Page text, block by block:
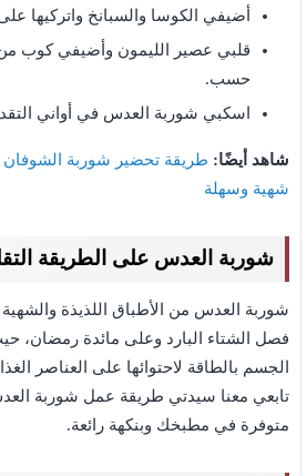
أضيفي الكوسا والسبانخ واتركيها على
قلبي عصير الليمون وأضيفي كوب من
حسب.
اسكبي شوربة العدس في أواني
شاهد أيضًا: طريقة تحضير شوربة الشوفان
شهية وسهلة
شوربة العدس على الطريقة
شوربة العدس من الأطباق اللذيذة والشهية
فصل الشتاء البارد وعلى مائدة رمضان،
الجسم بالطاقة لاحتوائها على العناصر
تابعي معنا سيدتي طريقة عمل شوربة
متوفرة في مطبخك وبنكهة رائعة.